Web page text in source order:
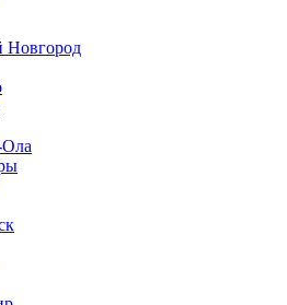
Новгород